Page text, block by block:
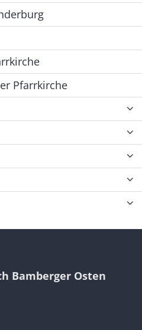
Pfarrkirche
Bamberger Osten